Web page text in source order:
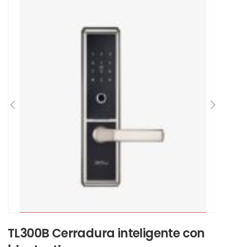
TL300B Cerradura inteligente con